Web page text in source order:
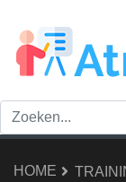
HOME